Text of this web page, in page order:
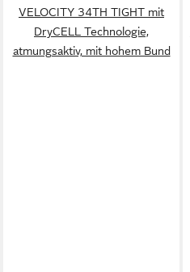
VELOCITY 34TH TIGHT mit
DryCELL Technologie,
atmungsaktiv, mit hohem Bund